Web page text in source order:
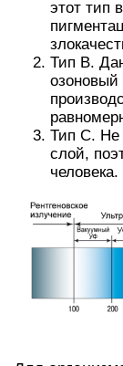
этот тип
Тип В.
озоновый
Тип С. Не
слой,
человека.